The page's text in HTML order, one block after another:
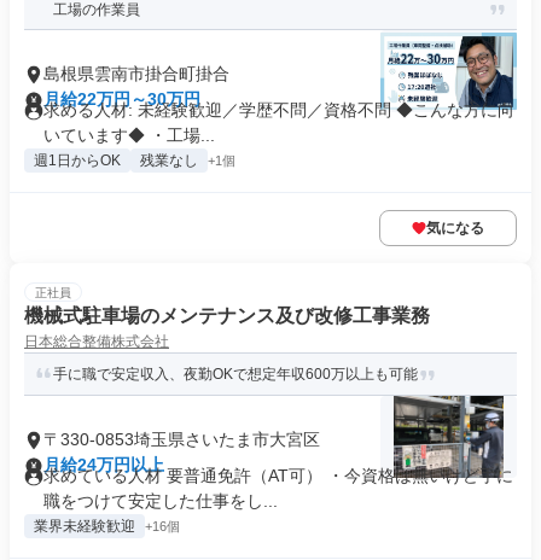
工場の作業員
島根県雲南市掛合町掛合
月給22万円～30万円
求める人材: 未経験歓迎／学歴不問／資格不問 ◆こんな方に向
いています◆ ・工場...
週1日からOK 残業なし +1個
気になる
正社員
機械式駐車場のメンテナンス及び改修工事業務
日本総合整備株式会社
手に職で安定収入、夜勤OKで想定年収600万以上も可能
〒330-0853埼玉県さいたま市大宮区
月給24万円以上
求めている人材 要普通免許（AT可） ・今資格は無いけど手に
職をつけて安定した仕事をし...
業界未経験歓迎 +16個